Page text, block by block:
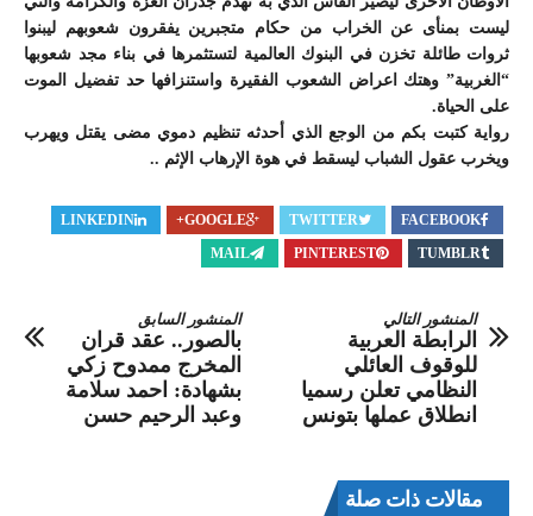
ليست بمنأى عن الخراب من حكام متجبرين يفقرون شعوبهم ليبنوا
ثروات طائلة تخزن في البنوك العالمية لتستثمرها في بناء مجد شعوبها
“الغربية” وهتك اعراض الشعوب الفقيرة واستنزافها حد تفضيل الموت
على الحياة.
رواية كتبت بكم من الوجع الذي أحدثه تنظيم دموي مضى يقتل ويهرب
ويخرب عقول الشباب ليسقط في هوة الإرهاب الإثم ..
FACEBOOK
TWITTER
GOOGLE+
LINKEDIN
TUMBLR
PINTEREST
MAIL
المنشور السابق
بالصور.. عقد قران
المخرج ممدوح زكي
بشهادة: احمد سلامة
وعبد الرحيم حسن
المنشور التالي
الرابطة العربية
للوقوف العائلي
النظامي تعلن رسميا
انطلاق عملها بتونس
مقالات ذات صلة